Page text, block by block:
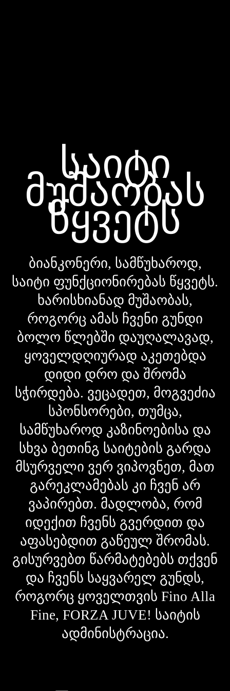
საიტი
მუშაობას
წყვეტს
ბიანკონერი, სამწუხაროდ,
საიტი ფუნქციონირებას წყვეტს.
ხარისხიანად მუშაობას,
როგორც ამას ჩვენი გუნდი
ბოლო წლებში დაუღალავად,
ყოველდღიურად აკეთებდა
დიდი დრო და შრომა
სჭირდება. ვეცადეთ, მოგვეძია
სპონსორები, თუმცა,
სამწუხაროდ კაზინოებისა და
სხვა ბეთინგ საიტების გარდა
მსურველი ვერ ვიპოვნეთ, მათ
გარეკლამებას კი ჩვენ არ
ვაპირებთ. მადლობა, რომ
იდექით ჩვენს გვერდით და
აფასებდით გაწეულ შრომას.
გისურვებთ წარმატებებს თქვენ
და ჩვენს საყვარელ გუნდს,
როგორც ყოველთვის Fino Alla
Fine, FORZA JUVE! საიტის
ადმინისტრაცია.